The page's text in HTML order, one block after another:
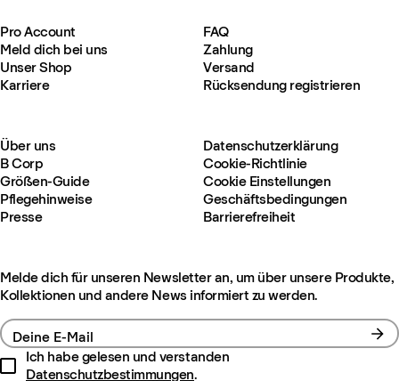
Pro Account
Meld dich bei uns
Unser Shop
Karriere
FAQ
Zahlung
Versand
Rücksendung registrieren
Über uns
B Corp
Größen-Guide
Pflegehinweise
Presse
Datenschutzerklärung
Cookie-Richtlinie
Cookie Einstellungen
Geschäftsbedingungen
Barrierefreiheit
Melde dich für unseren Newsletter an, um über unsere Produkte,
Kollektionen und andere News informiert zu werden.
Deine E-Mail
Ich habe gelesen und verstanden
Datenschutzbestimmungen.